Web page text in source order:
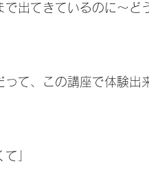
で出てきているのに〜ど
って、この講座で体験出
」